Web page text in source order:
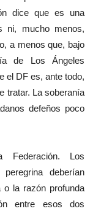
dice que es una
ni, mucho menos,
a menos que, bajo
de Los Ángeles
el DF es, ante todo,
tratar. La soberanía
defeños poco
Los
deberían
la razón profunda
entre esos dos